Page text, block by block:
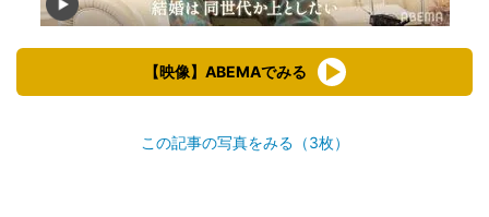
【映像】ABEMAでみる
この記事の写真をみる（3枚）